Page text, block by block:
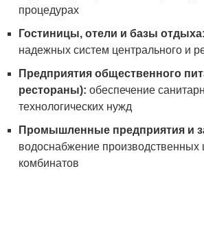
процедурах
Гостиницы, отели и базы отдыха:
надежных систем центрального и
Предприятия общественного
рестораны): обеспечение
технологических нужд
Промышленные предприятия и
водоснабжение
комбинатов